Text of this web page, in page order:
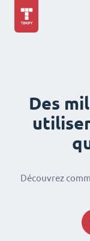
Des
Découvrez